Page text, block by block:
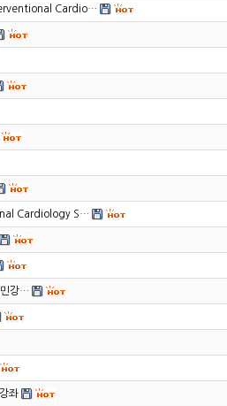
Cardio…
Cardiology S…
강…
좌